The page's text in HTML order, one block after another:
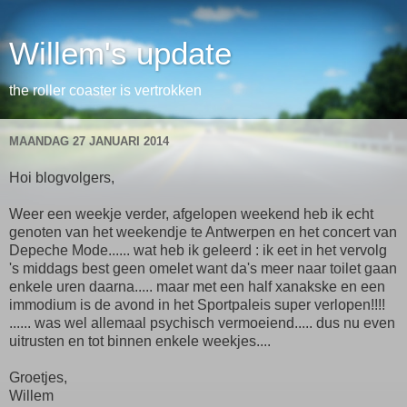
Willem's update
the roller coaster is vertrokken
MAANDAG 27 JANUARI 2014
Hoi blogvolgers,
Weer een weekje verder, afgelopen weekend heb ik echt
genoten van het weekendje te Antwerpen en het concert van
Depeche Mode...... wat heb ik geleerd : ik eet in het vervolg
's middags best geen omelet want da's meer naar toilet gaan
enkele uren daarna..... maar met een half xanakske en een
immodium is de avond in het Sportpaleis super verlopen!!!!
...... was wel allemaal psychisch vermoeiend..... dus nu even
uitrusten en tot binnen enkele weekjes....
Groetjes,
Willem